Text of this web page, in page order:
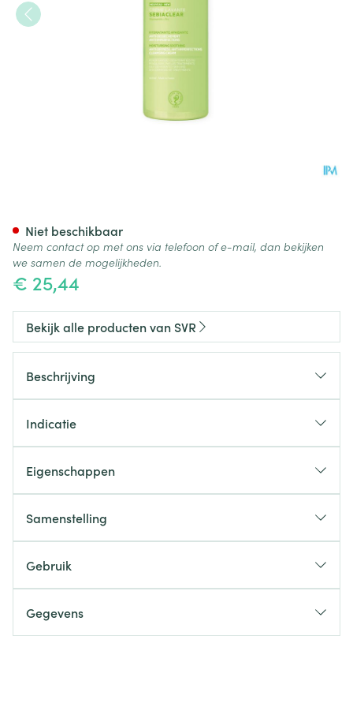
€ 25,44
Niet beschikbaar
Neem contact op met ons via telefoon of e-mail, dan bekijken
we samen de mogelijkheden.
Bekijk alle producten van SVR
Beschrijving
Indicatie
Eigenschappen
Samenstelling
Gebruik
Gegevens